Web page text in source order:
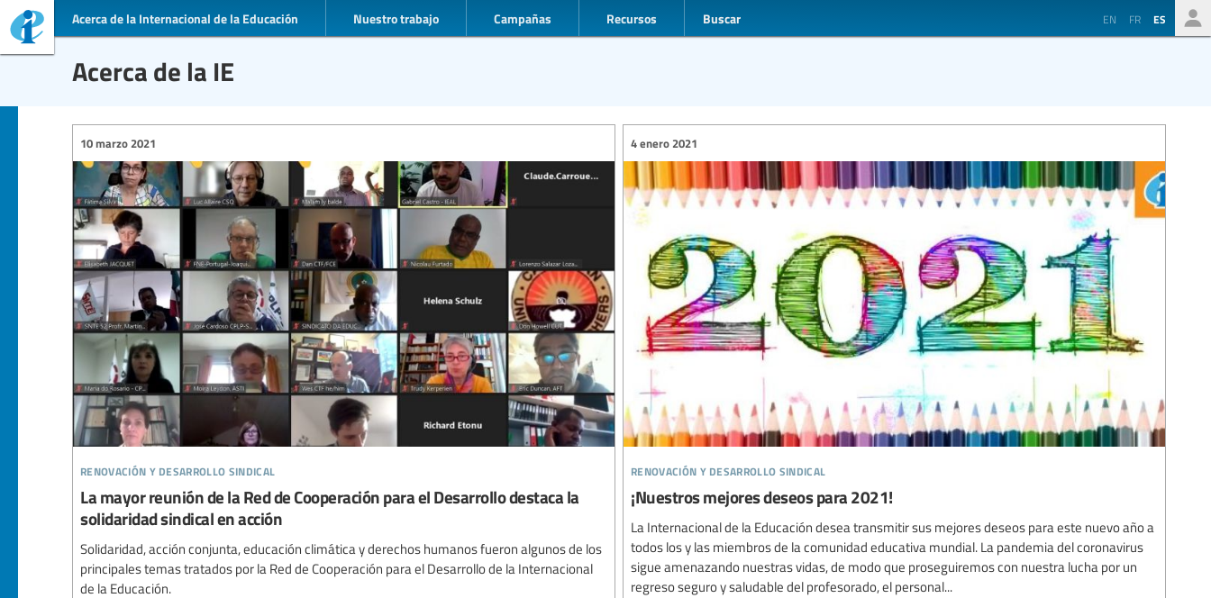
Acerca de la Internacional de la Educación Nuestro trabajo Campañas Recursos Buscar EN FR ES
Acerca de la IE
renovación y desarrollo sindical
10 marzo 2021
La mayor reunión de la Red de Cooperación para el Desarrollo destaca la
solidaridad sindical en acción
Solidaridad, acción conjunta, educación climática y derechos humanos fueron algunos de los
principales temas tratados por la Red de Cooperación para el Desarrollo de la Internacional
de la Educación.
renovación y desarrollo sindical
4 enero 2021
¡Nuestros mejores deseos para 2021!
La Internacional de la Educación desea transmitir sus mejores deseos para este nuevo año a
todos los y las miembros de la comunidad educativa mundial. La pandemia del coronavirus
sigue amenazando nuestras vidas, de modo que proseguiremos con nuestra lucha por un
regreso seguro y saludable del profesorado, el personal...